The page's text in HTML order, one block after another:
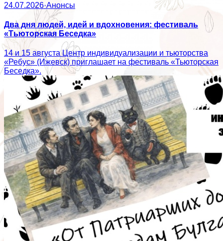
24.07.2026·Анонсы
Два дня людей, идей и вдохновения: фестиваль
«Тьюторская Беседка»
14 и 15 августа Центр индивидуализации и тьюторства
«Ребус» (Ижевск) приглашает на фестиваль «Тьюторская
Беседка».